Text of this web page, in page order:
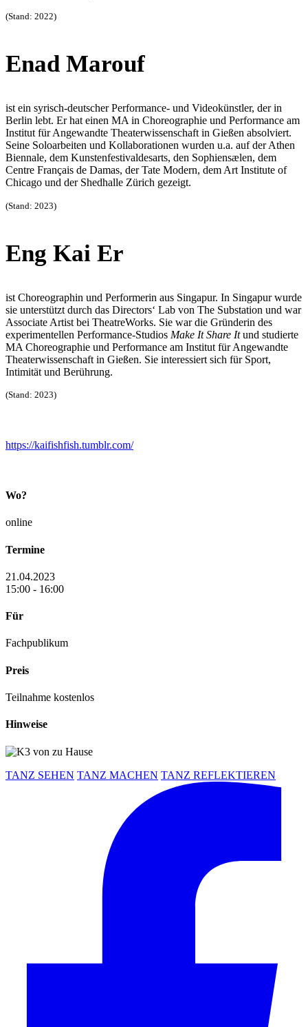
(Stand: 2022)
Enad Marouf
ist ein syrisch-deutscher Performance- und Videokünstler, der in
Berlin lebt. Er hat einen MA in Choreographie und Performance am
Institut für Angewandte Theaterwissenschaft in Gießen absolviert.
Seine Soloarbeiten und Kollaborationen wurden u.a. auf der Athen
Biennale, dem Kunstenfestivaldesarts, den Sophiensælen, dem
Centre Français de Damas, der Tate Modern, dem Art Institute of
Chicago und der Shedhalle Zürich gezeigt.
(Stand: 2023)
Eng Kai Er
ist Choreographin und Performerin aus Singapur. In Singapurwurde
sie unterstützt durch das Directors‘ Lab von The Substation und war
Associate Artist bei TheatreWorks. Sie war die Gründerin des
experimentellen Performance-Studios Make It Share It und studierte
MA Choreographie und Performance am Institut für Angewandte
Theaterwissenschaft in Gießen. Sie interessiert sich für Sport,
Intimität und Berührung.
(Stand: 2023)
https://kaifishfish.tumblr.com/
Wo?
online
Termine
21.04.2023
15:00 - 16:00
Für
Fachpublikum
Preis
Teilnahme kostenlos
Hinweise
TANZ SEHEN TANZ MACHEN TANZ REFLEKTIEREN